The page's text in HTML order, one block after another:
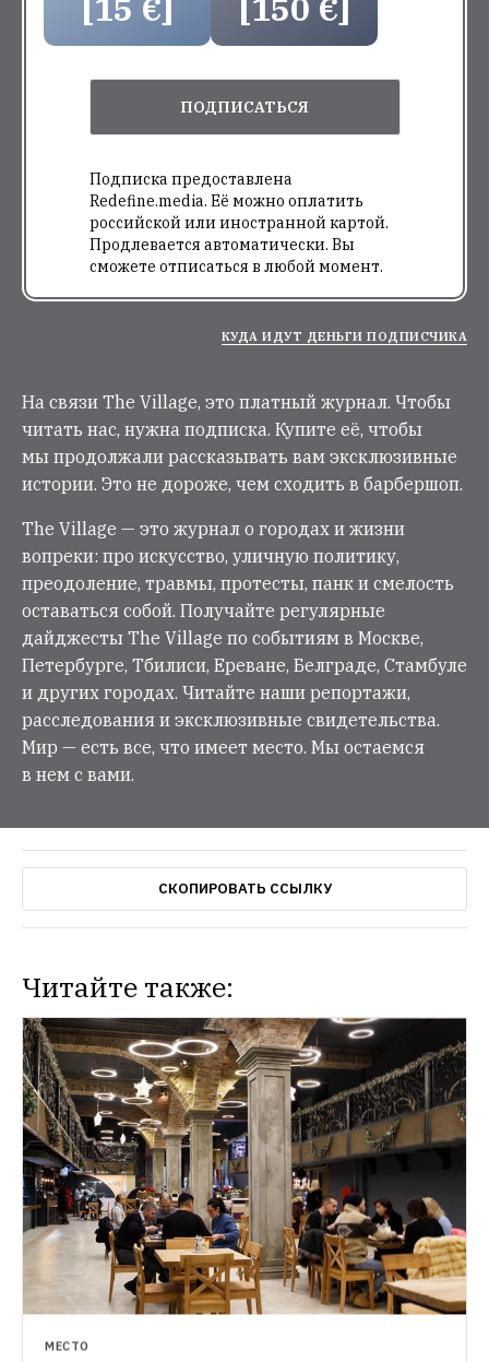
ПОДПИСАТЬСЯ
Подписка предоставлена
Redefine.media. Её можно оплатить
российской или иностранной картой.
Продлевается автоматически. Вы
сможете отписаться в любой момент.
КУДА ИДУТ ДЕНЬГИ ПОДПИСЧИКА
На связи The Village, это платный журнал. Чтобы
читать нас, нужна подписка. Купите её, чтобы
мы продолжали рассказывать вам эксклюзивные
истории. Это не дороже, чем сходить в барбершоп.
The Village — это журнал о городах и жизни
вопреки: про искусство, уличную политику,
преодоление, травмы, протесты, панк и смелость
оставаться собой. Получайте регулярные
дайджесты The Village по событиям в Москве,
Петербурге, Тбилиси, Ереване, Белграде, Стамбуле
и других городах. Читайте наши репортажи,
расследования и эксклюзивные свидетельства.
Мир — есть все, что имеет место. Мы остаемся
в нем с вами.
СКОПИРОВАТЬ ССЫЛКУ
Читайте также:
НОВОСТИ
LavkaLavka откроет рынок с фермерскими
продуктами Slow Food Продукты здесь
будут представлены местными
фермерами
МЕСТО